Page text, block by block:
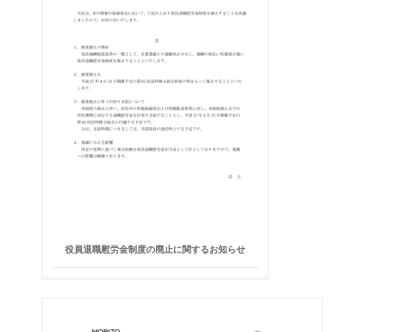
役員退職慰労金制度の廃止に関するお知らせ